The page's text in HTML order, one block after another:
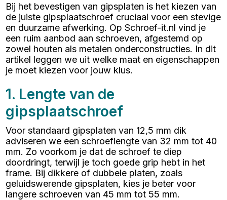
Bij het bevestigen van gipsplaten is het kiezen van
de juiste gipsplaatschroef cruciaal voor een stevige
en duurzame afwerking. Op Schroef-it.nl vind je
een ruim aanbod aan schroeven, afgestemd op
zowel houten als metalen onderconstructies. In dit
artikel leggen we uit welke maat en eigenschappen
je moet kiezen voor jouw klus.
1. Lengte van de
gipsplaatschroef
Voor standaard gipsplaten van 12,5 mm dik
adviseren we een schroeflengte van 32 mm tot 40
mm. Zo voorkom je dat de schroef te diep
doordringt, terwijl je toch goede grip hebt in het
frame. Bij dikkere of dubbele platen, zoals
geluidswerende gipsplaten, kies je beter voor
langere schroeven van 45 mm tot 55 mm.